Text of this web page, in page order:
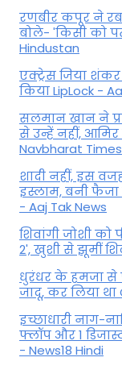
रणबीर कपूर ने
बोले- 'किसी को
Hindustan
एक्ट्रेस जिया
किया LipLock -
सलमान खान ने
से उन्हें नहीं,
Navbharat Times
शादी नहीं, इस
इस्लाम, बनी फैजा
- Aaj Tak News
शिवांगी जोशी को
2', खुशी से झूमीं
धुरंधर के हमजा से
जादू, कर लिया था
इच्छाधारी नाग-
फ्लॉप और 1
- News18 Hindi